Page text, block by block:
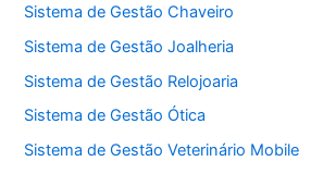
Sistema de Gestão Chaveiro
Sistema de Gestão Joalheria
Sistema de Gestão Relojoaria
Sistema de Gestão Ótica
Sistema de Gestão Veterinário Mobile